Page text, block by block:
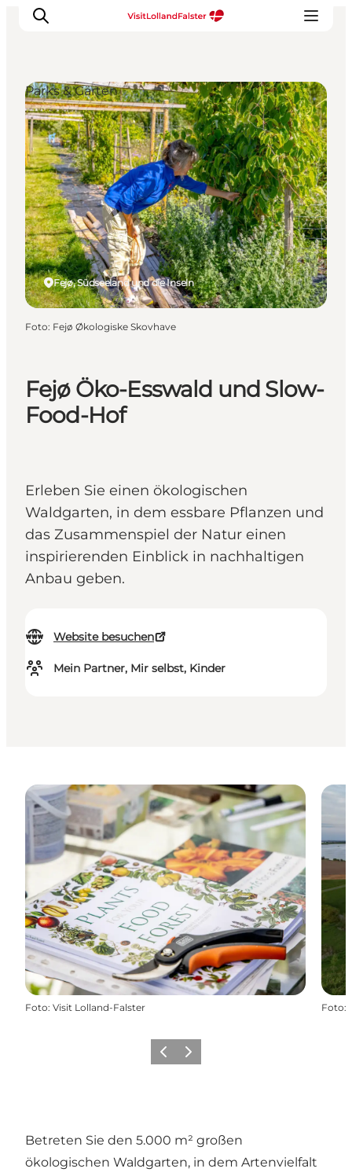
Natur und Outdoor
Familienurlaub
Kultur
Gastronomie
Urlaubsplaner
Fejø Öko-Esswald und Slow-
Food-Hof
Erleben Sie einen ökologischen
Waldgarten, in dem essbare Pflanzen und
das Zusammenspiel der Natur einen
inspirierenden Einblick in nachhaltigen
Anbau geben.
Website besuchen
Mein Partner, Mir selbst, Kinder
Fejø, Südseeland und die Inseln
Parks & Gärten
Foto: Fejø Økologiske Skovhave
Foto: Visit Lolland-Falster Foto:
ZurückWeiter
Betreten Sie den 5.000 m² großen
ökologischen Waldgarten, in dem Artenvielfalt